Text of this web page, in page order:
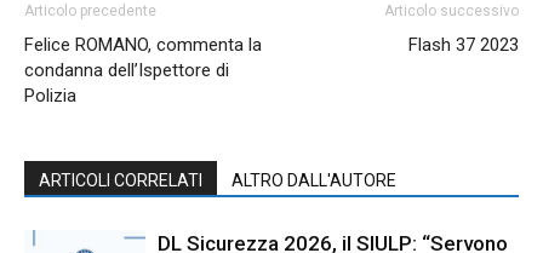
Articolo precedente
Felice ROMANO, commenta la
condanna dell’Ispettore di
Polizia
Articolo successivo
Flash 37 2023
ARTICOLI CORRELATI ALTRO DALL'AUTORE
DL Sicurezza 2026, il SIULP: “Servono